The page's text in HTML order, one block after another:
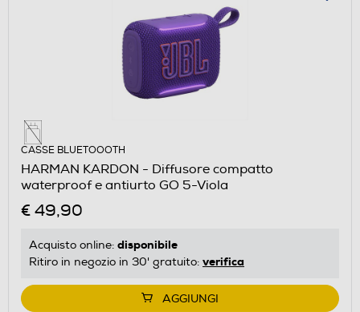
CASSE BLUETOOOTH
HARMAN KARDON - Diffusore compatto
waterproof e antiurto GO 5-Viola
€ 49,90
Acquisto online: disponibile
Ritiro in negozio in 30' gratuito: verifica
AGGIUNGI